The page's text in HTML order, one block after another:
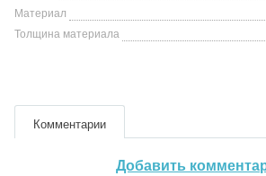
Материал
Толщина материала
Комментарии
Добавить